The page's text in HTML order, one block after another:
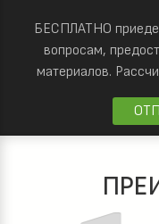
БЕСПЛАТНО
вопросам,
материалов.